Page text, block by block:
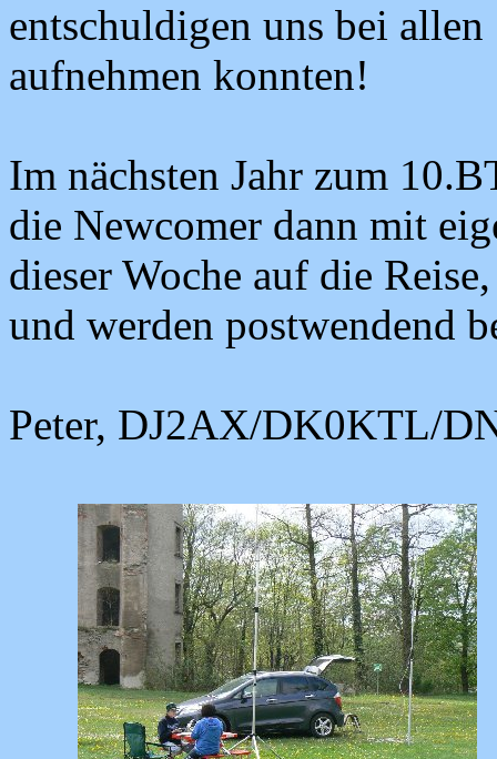
entschuldigen uns bei
aufnehmen konnten!
Im nächsten Jahr zum
die Newcomer dann mit
dieser Woche auf die
und werden postwendend
Peter, DJ2AX/DK0KTL/